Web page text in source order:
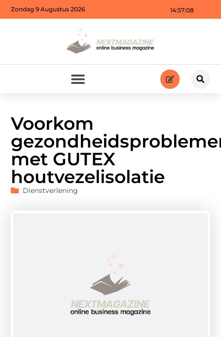
14:57:09
Zondag 9 Augustus 2026
Voorkom
met GUTEX
houtvezelisolatie
Dienstverlening